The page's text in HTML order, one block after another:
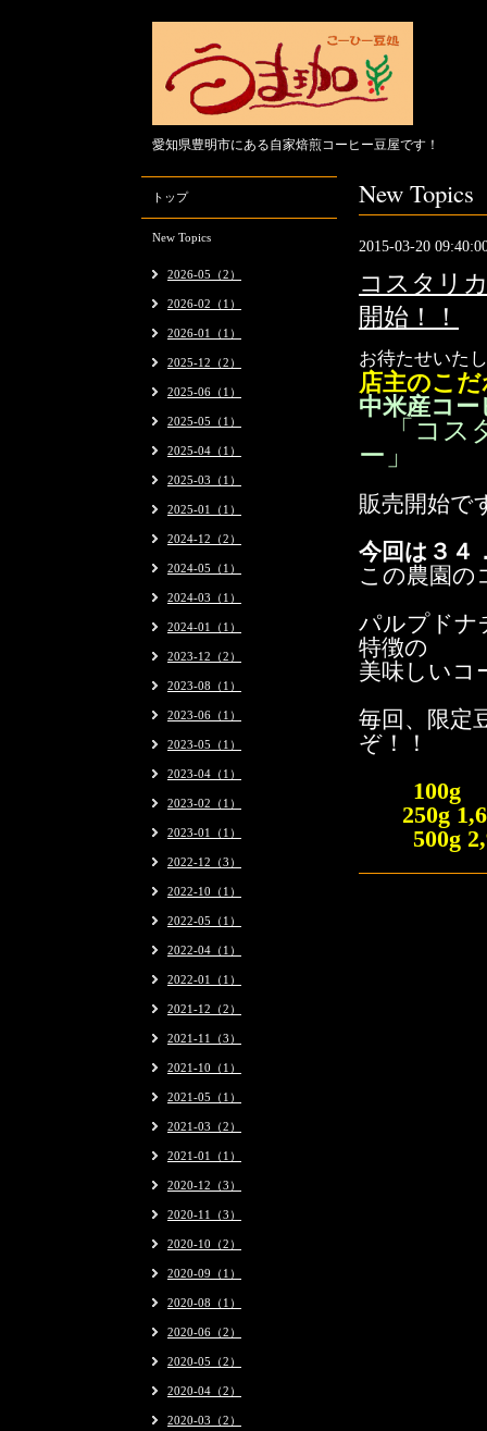
愛知県豊明市にある自家焙煎コーヒー豆屋です！
New Topics
2015-03-20
コスタリ
開始！！
お待たせいた
店主のこ
中米産コー
「 コス
ー」
販売開始で
今回は３４
この農園の
パルプドナ
特徴の
美味しいコ
毎回、限定
ぞ！！
250g
500g
トップ
New Topics
2026-05（2）
2026-02（1）
2026-01（1）
2025-12（2）
2025-06（1）
2025-05（1）
2025-04（1）
2025-03（1）
2025-01（1）
2024-12（2）
2024-05（1）
2024-03（1）
2024-01（1）
2023-12（2）
2023-08（1）
2023-06（1）
2023-05（1）
2023-04（1）
2023-02（1）
2023-01（1）
2022-12（3）
2022-10（1）
2022-05（1）
2022-04（1）
2022-01（1）
2021-12（2）
2021-11（3）
2021-10（1）
2021-05（1）
2021-03（2）
2021-01（1）
2020-12（3）
2020-11（3）
2020-10（2）
2020-09（1）
2020-08（1）
2020-06（2）
2020-05（2）
2020-04（2）
2020-03（2）